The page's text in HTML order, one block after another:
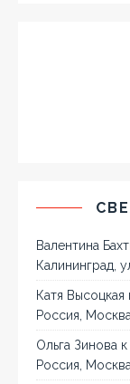
Валентина
Калининград,
Катя Высоцкая
Россия,
Ольга Зинова
Россия,